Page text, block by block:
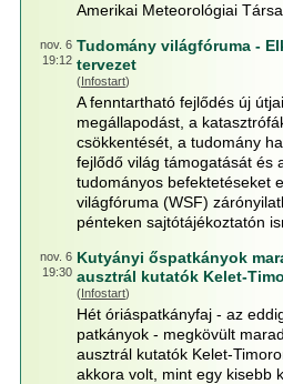
Amerikai Meteorológiai
nov. 6
19:12
Tudomány világfóruma -
tervezet
(Infostart)
A fenntartható fejlődés új
megállapodást, a
csökkentését, a tudomány
fejlődő világ támogatását és
tudományos befektetéseket
világfóruma (WSF)
pénteken sajtótájékoztatón
nov. 6
19:30
Kutyányi őspatkányok
ausztrál kutatók Kelet-
(Infostart)
Hét óriáspatkányfaj - az
patkányok - megkövült
ausztrál kutatók Kelet-
akkora volt, mint egy kisebb